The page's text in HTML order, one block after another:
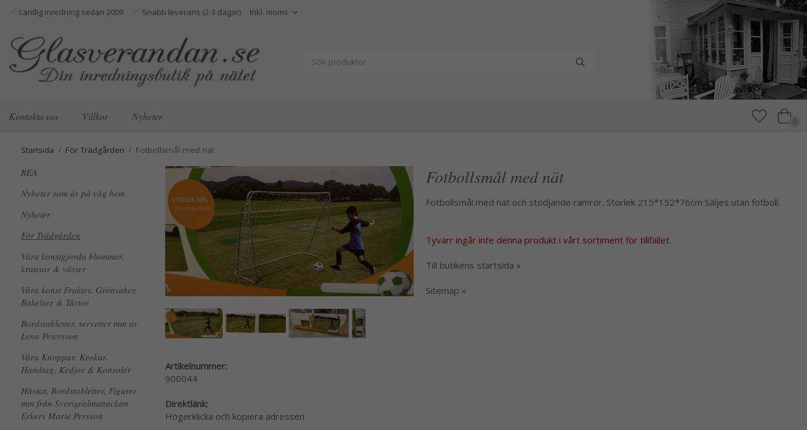
Lantlig inredning sedan 2009 Snabb leverans (2-3 dagar)
Kontakta oss Villkor Nyheter 0
Startsida / För Trädgården / Fotbollsmål med nät
REA
Nyheter som är på väg hem
Nyheter
För Trädgården
Våra konstgjorda blommor,
kransar & växter
Våra konst Frukter, Grönsaker,
Bakelser & Tårtor
Bordstabletter, servetter mm av
Lena Petersson
Våra Knoppar, Krokar,
Handtag, Kedjor & Konsoler
Hästar, Bordstabletter, Figurer
mm från Sverigealmanackan
Erkers Marie Persson
Fotbollsmål med nät
Fotbollsmål med nät och stödjande ramrör. Storlek 215*152*76cm Säljes utan fotboll.
Tyvärr ingår inte denna produkt i vårt sortiment för tillfället.
Till butikens startsida »
Sitemap »
Artikelnummer:
900044
Direktlänk:
Högerklicka och kopiera adressen